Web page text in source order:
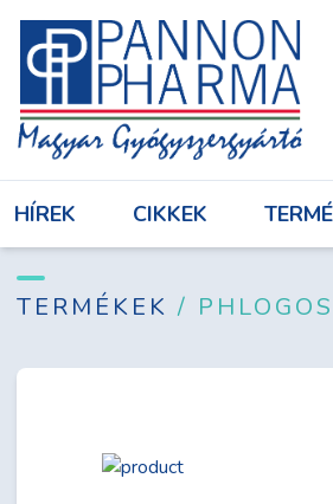
HÍREK CIKKEK
HÍREK CIKKEK
TERMÉKEK/